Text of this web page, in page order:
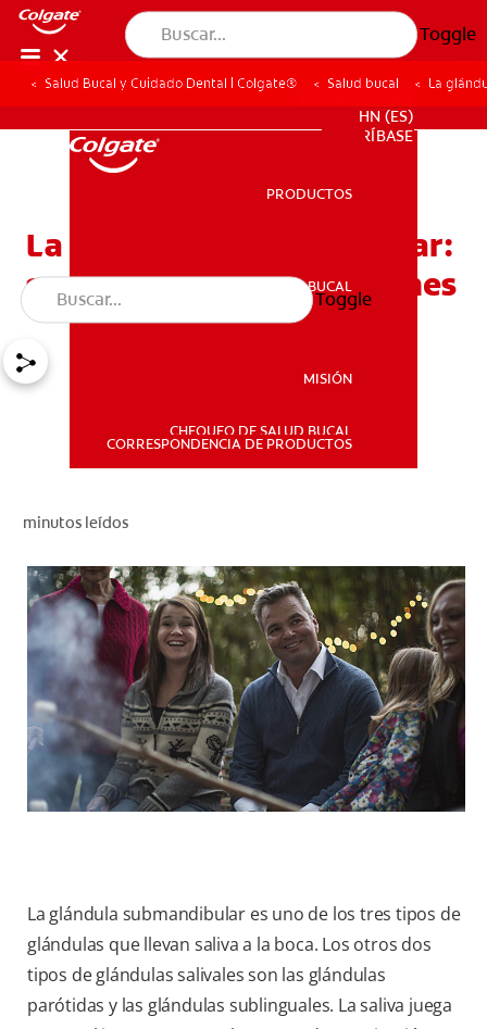
Toggle
SALUD BUCAL
PROMOCIONES
HN (ES)
SUSCRÍBASE
HN (ES)
SUSCRÍBASE
PRODUCTOS
SALUD BUCAL
MISIÓN
CHEQUEO DE SALUD BUCAL
CORRESPONDENCIA DE PRODUCTOS
Toggle
Salud Bucal y Cuidado Dental | Colgate® Salud bucal La
La glándula submandibular:
su función y complicaciones
minutos leídos
La glándula submandibular es uno de los tres tipos de
glándulas que llevan saliva a la boca. Los otros dos
tipos de glándulas salivales son las glándulas
parótidas y las glándulas sublinguales. La saliva juega